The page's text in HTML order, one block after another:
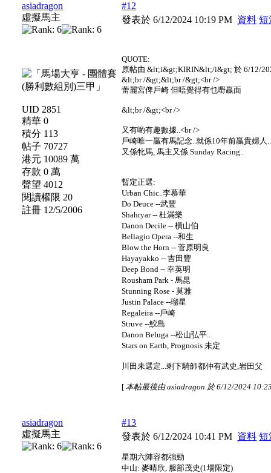
asiadragon
虛擬馬主
UID 2851
精華 0
積分 113
帖子 70727
港元 10089 萬
存款 0 萬
聲望 4012
閱讀權限 20
註冊 12/5/2006
#12
發表於 6/12/2024 10:19 PM 資料 短
QUOTE:
原帖由 &lt;i&gt;KIRIN&lt;/i&gt; 於 6/12/
&lt;br /&gt;&lt;br /&gt;<br />
蕾麗宮俾戶崎 但唔覺得有乜嘢贏面
&lt;br /&gt;<br />
又有喲有趣數據..<br />
戶崎唯一贏有馬記念..就係10年前贏貴婦人
又係牝馬, 馬主又係 Sunday Racing..
暫定正選:
Urban Chic..李慕華
Do Deuce --武豐
Shahryar -- 杜滿樂
Danon Decile -- 橫山伯
Bellagio Opera --和生
Blow the Horn -- 菅原明良
Hayayakko -- 吉田豐
Deep Bond -- 幸英明
Rousham Park - 馬昆
Stunning Rose - 莫雅
Justin Palace --瑠星
Regaleira --戶崎
Struve --鮫島
Danon Beluga --松山弘平..
Stars on Earth, Prognosis 未定
川田未選定...剩下騎師都仲有武史,岩田父
[ 本帖最後由 asiadragon 於 6/12/2024
asiadragon
虛擬馬主
#13
發表於 6/12/2024 10:41 PM 資料 短
星期六陣容都強勁
中山: 麥晴欣, 服部茂史(1場限定)